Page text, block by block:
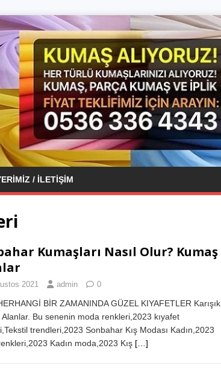
/ İLETIŞIM
Kumaşları Nasıl Olur? Kumaş
2021 admin 0
BİR ZAMANINDA GÜZEL KIYAFETLER Karışık
Alanlar. Bu senenin moda renkleri,2023 kıyafet
trendleri,2023 Sonbahar Kış Modası Kadın,2023
Kadın moda,2023 Kış […]